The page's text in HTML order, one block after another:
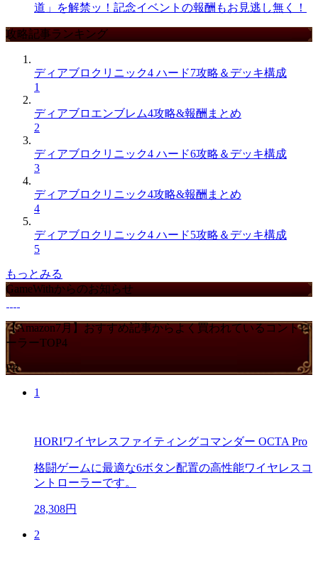
道」を解禁ッ！記念イベントの報酬もお見逃し無く！
攻略記事ランキング
ディアブロクリニック4 ハード7攻略＆デッキ構成
1
ディアブロエンブレム4攻略&報酬まとめ
2
ディアブロクリニック4 ハード6攻略＆デッキ構成
3
ディアブロクリニック4攻略&報酬まとめ
4
ディアブロクリニック4 ハード5攻略＆デッキ構成
5
もっとみる
GameWithからのお知らせ
【Amazon7月】おすすめ記事からよく買われているコントロ
ーラーTOP4
PR
1
HORIワイヤレスファイティングコマンダー OCTA Pro
格闘ゲームに最適な6ボタン配置の高性能ワイヤレスコ
ントローラーです。
28,308円
2